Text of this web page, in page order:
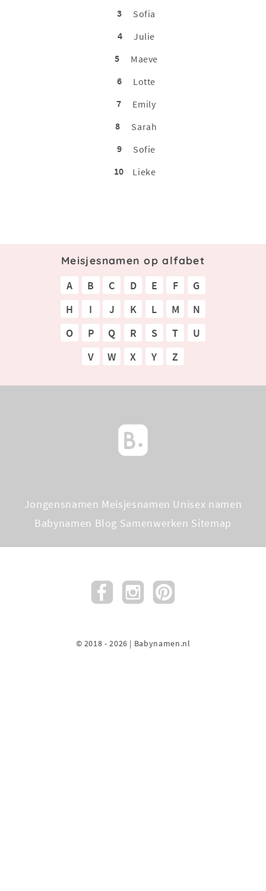
3
Sofia
4
Julie
5
Maeve
6
Lotte
7
Emily
8
Sarah
9
Sofie
10
Lieke
Meisjesnamen op alfabet
A B C D E F
G
H
I J K L M
N
O
P Q R S T
U
V
W X Y Z
Jongensnamen Meisjesnamen Unisex namen
Babynamen Blog Samenwerken Sitemap
© 2018 - 2026 | Babynamen.nl